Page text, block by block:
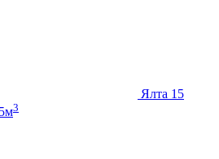
Ялта 15
3